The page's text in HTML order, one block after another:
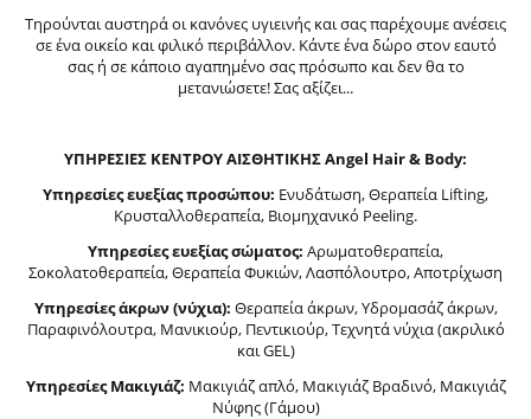
Τηρούνται αυστηρά οι κανόνες υγιεινής και σας παρέχουμε ανέσεις
σε ένα οικείο και φιλικό περιβάλλον. Κάντε ένα δώρο στον εαυτό
σας ή σε κάποιο αγαπημένο σας πρόσωπο και δεν θα το
μετανιώσετε! Σας αξίζει...
ΥΠΗΡΕΣΙΕΣ ΚΕΝΤΡΟΥ ΑΙΣΘΗΤΙΚΗΣ Angel Hair & Body:
Υπηρεσίες ευεξίας προσώπου: Ενυδάτωση, Θεραπεία Lifting,
Κρυσταλλοθεραπεία, Βιομηχανικό Peeling.
Υπηρεσίες ευεξίας σώματος: Αρωματοθεραπεία,
Σοκολατοθεραπεία, Θεραπεία Φυκιών, Λασπόλουτρο, Αποτρίχωση
Yπηρεσίες άκρων (νύχια): Θεραπεία άκρων, Υδρομασάζ άκρων,
Παραφινόλουτρα, Μανικιούρ, Πεντικιούρ, Τεχνητά νύχια (ακριλικό
και GEL)
Υπηρεσίες Μακιγιάζ: Μακιγιάζ απλό, Μακιγιάζ Βραδινό, Μακιγιάζ
Νύφης (Γάμου)